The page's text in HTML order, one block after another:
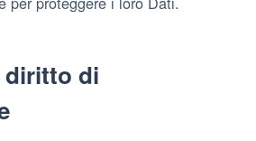
diritto di